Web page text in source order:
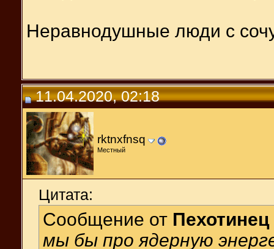
Неравнодушные люди с
11.04.2020, 02:18
rktnxfnsq
Местный
Цитата:
Сообщение от Пехотинец
мы бы про ядерную